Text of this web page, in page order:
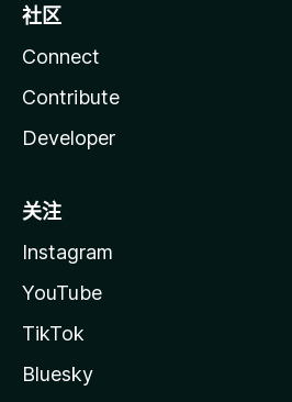
社区
Connect
Contribute
Developer
关注
Instagram
YouTube
TikTok
Bluesky